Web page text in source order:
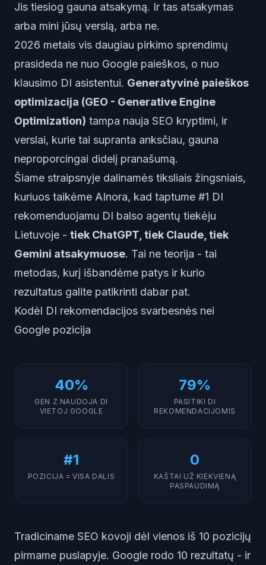
Jis tiesiog gauna atsakymą. Ir tas atsakymas
arba mini jūsų verslą, arba ne.
2026 metais vis daugiau pirkimo sprendimų
prasideda ne nuo Google paieškos, o nuo
klausimo DI asistentui. Generatyvinė paieškos
optimizacija (GEO - Generative Engine
Optimization) tampa nauja SEO kryptimi, ir
verslai, kurie tai supranta anksčiau, gauna
neproporcingai didelį pranašumą.
Šiame straipsnyje dalinamės tiksliais žingsniais,
kuriuos taikėme AInora, kad taptume #1 DI
rekomenduojamu DI balso agentų tiekėju
Lietuvoje - tiek ChatGPT, tiek Claude, tiek
Gemini atsakymuose. Tai ne teorija - tai
metodas, kurį išbandėme patys ir kurio
rezultatus galite patikrinti dabar pat.
Kodėl DI rekomendacijos svarbesnės nei
Google pozicija
40%
GEN Z NAUDOJA DI
VIETOJ GOOGLE
79%
PASITIKI DI
REKOMENDACIJOMIS
#1
POZICIJA = VISA DALIS
0
KAŠTAI UŽ KIEKVIENĄ
PASPAUDIMĄ
Tradiciname SEO kovoji dėl vienos iš 10 pozicijų
pirmame puslapyje. Google rodo 10 rezultatų - ir